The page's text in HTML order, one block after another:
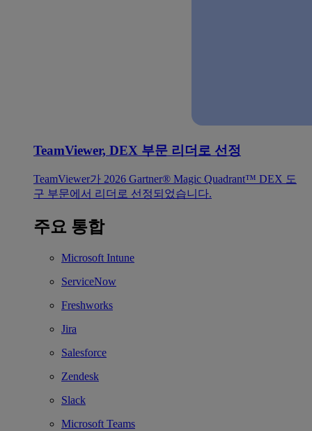
TeamViewer, DEX 부문 리더로 선정
TeamViewer가 2026 Gartner® Magic Quadrant™ DEX 도
구 부문에서 리더로 선정되었습니다.
주요 통합
Microsoft Intune
ServiceNow
Freshworks
Jira
Salesforce
Zendesk
Slack
Microsoft Teams